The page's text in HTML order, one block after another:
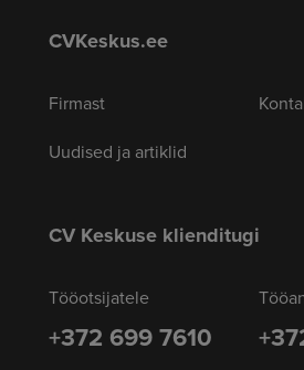
CVKeskus.ee
Firmast
Uudised ja artiklid
CV Keskuse klienditugi
Tööotsijatele
+372 699 7610